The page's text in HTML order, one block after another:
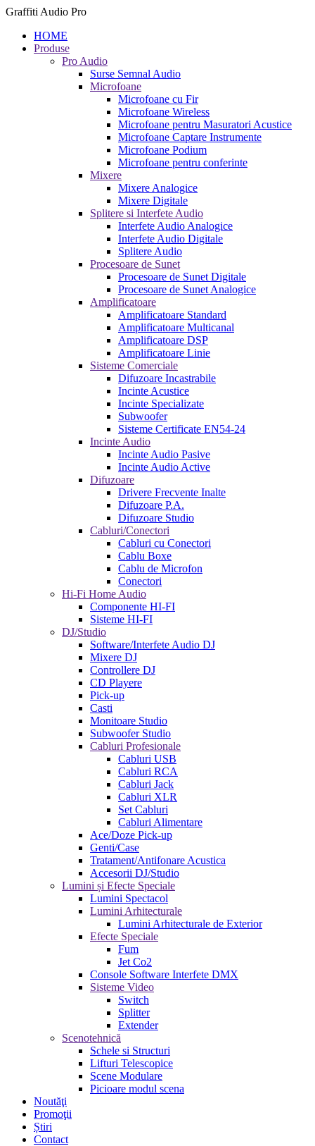
Graffiti Audio Pro
HOME
Produse
Pro Audio
Surse Semnal Audio
Microfoane
Microfoane cu Fir
Microfoane Wireless
Microfoane pentru Masuratori Acustice
Microfoane Captare Instrumente
Microfoane Podium
Microfoane pentru conferinte
Mixere
Mixere Analogice
Mixere Digitale
Splitere si Interfete Audio
Interfete Audio Analogice
Interfete Audio Digitale
Splitere Audio
Procesoare de Sunet
Procesoare de Sunet Digitale
Procesoare de Sunet Analogice
Amplificatoare
Amplificatoare Standard
Amplificatoare Multicanal
Amplificatoare DSP
Amplificatoare Linie
Sisteme Comerciale
Difuzoare Incastrabile
Incinte Acustice
Incinte Specializate
Subwoofer
Sisteme Certificate EN54-24
Incinte Audio
Incinte Audio Pasive
Incinte Audio Active
Difuzoare
Drivere Frecvente Inalte
Difuzoare P.A.
Difuzoare Studio
Cabluri/Conectori
Cabluri cu Conectori
Cablu Boxe
Cablu de Microfon
Conectori
Hi-Fi Home Audio
Componente HI-FI
Sisteme HI-FI
DJ/Studio
Software/Interfete Audio DJ
Mixere DJ
Controllere DJ
CD Playere
Pick-up
Casti
Monitoare Studio
Subwoofer Studio
Cabluri Profesionale
Cabluri USB
Cabluri RCA
Cabluri Jack
Cabluri XLR
Set Cabluri
Cabluri Alimentare
Ace/Doze Pick-up
Genti/Case
Tratament/Antifonare Acustica
Accesorii DJ/Studio
Lumini și Efecte Speciale
Lumini Spectacol
Lumini Arhitecturale
Lumini Arhitecturale de Exterior
Efecte Speciale
Fum
Jet Co2
Console Software Interfete DMX
Sisteme Video
Switch
Splitter
Extender
Scenotehnică
Schele si Structuri
Lifturi Telescopice
Scene Modulare
Picioare modul scena
Noutăţi
Promoţii
Știri
Contact